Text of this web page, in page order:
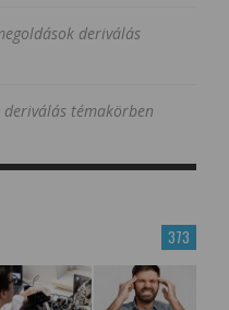
deriválás
deriválás témakörben
373